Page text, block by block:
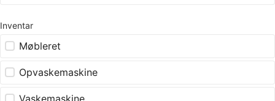
Inventar
Møbleret
Opvaskemaskine